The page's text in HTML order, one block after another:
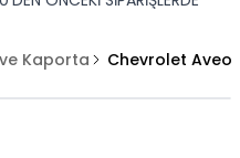
Kaporta Chevrolet Aveo